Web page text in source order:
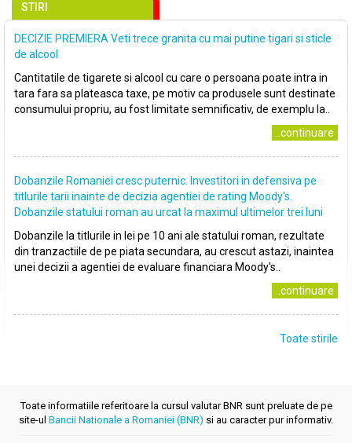
STIRI
DECIZIE PREMIERA Veti trece granita cu mai putine tigari si sticle
de alcool
Cantitatile de tigarete si alcool cu care o persoana poate intra in
tara fara sa plateasca taxe, pe motiv ca produsele sunt destinate
consumului propriu, au fost limitate semnificativ, de exemplu la..
..continuare
Dobanzile Romaniei cresc puternic. Investitori in defensiva pe
titlurile tarii inainte de decizia agentiei de rating Moody's.
Dobanzile statului roman au urcat la maximul ultimelor trei luni
Dobanzile la titlurile in lei pe 10 ani ale statului roman, rezultate
din tranzactiile de pe piata secundara, au crescut astazi, inaintea
unei decizii a agentiei de evaluare financiara Moody's..
..continuare
Toate stirile
Toate informatiile referitoare la cursul valutar BNR sunt preluate de pe
site-ul Bancii Nationale a Romaniei (BNR) si au caracter pur informativ.